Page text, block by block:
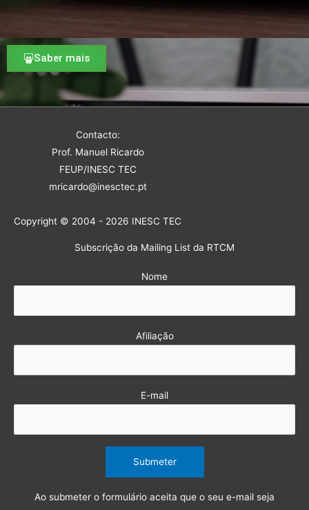
Saber mais
Contacto:
Prof. Manuel Ricardo
FEUP/INESC TEC
mricardo@inesctec.pt
Copyright © 2004 - 2026 INESC TEC
Subscrição da Mailing List da RTCM
Nome
Afiliação
E-mail
Ao submeter o formulário aceita que o seu e-mail seja